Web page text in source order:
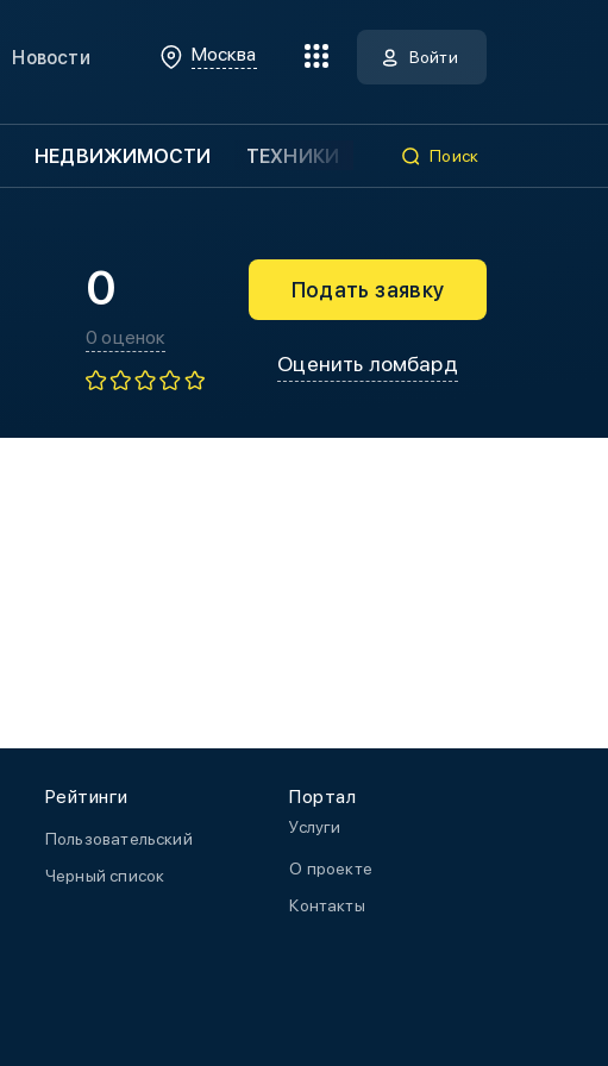
Новости Москва Войти
НЕДВИЖИМОСТИ ТЕХНИКИ Поиск
0
0 оценок
Подать заявку
Оценить ломбард
Рейтинги
Пользовательский
Черный список
Портал
Услуги
О проекте
Контакты